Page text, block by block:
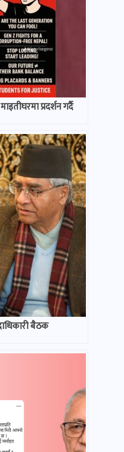
प्रदर्शन गर्दै
बैठक